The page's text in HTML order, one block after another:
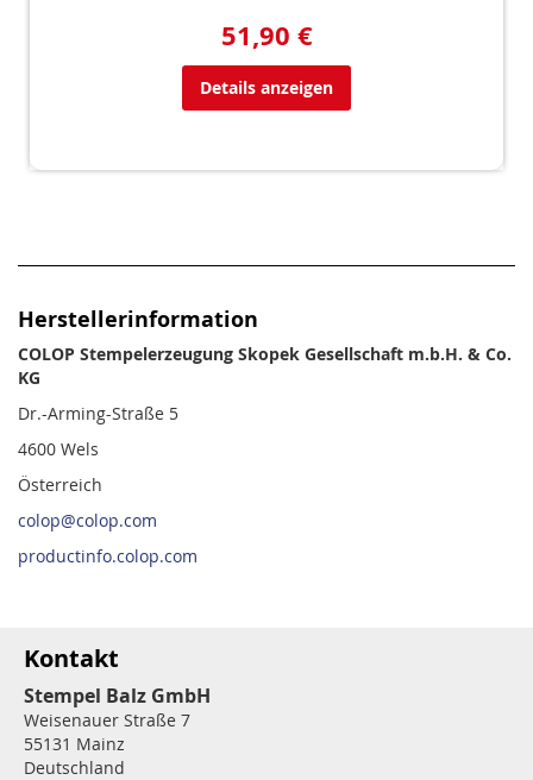
51,90 €
Details anzeigen
Herstellerinformation
COLOP Stempelerzeugung Skopek Gesellschaft m.b.H. & Co.
KG
Dr.-Arming-Straße 5
4600 Wels
Österreich
colop@colop.com
productinfo.colop.com
Kontakt
Stempel Balz GmbH
Weisenauer Straße 7
55131 Mainz
Deutschland